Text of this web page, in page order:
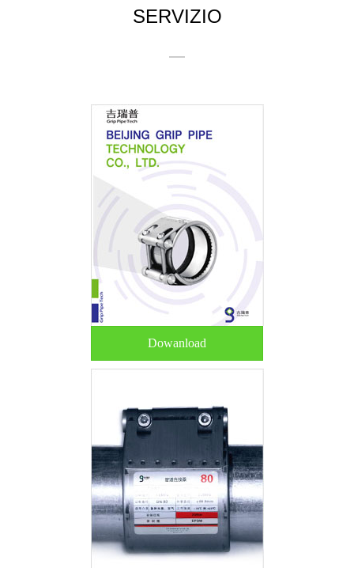
SERVIZIO
Dowanload